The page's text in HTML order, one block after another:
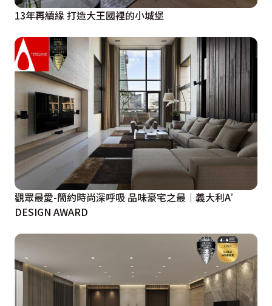
13年再續緣 打造大王國裡的小城堡
觀眾最愛-簡約時尚深呼吸 品味豪宅之最｜義大利A’
DESIGN AWARD